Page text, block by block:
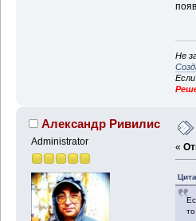
Не
Александр Ривилис
Administrator
«